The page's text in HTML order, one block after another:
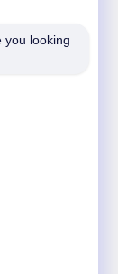
you looking